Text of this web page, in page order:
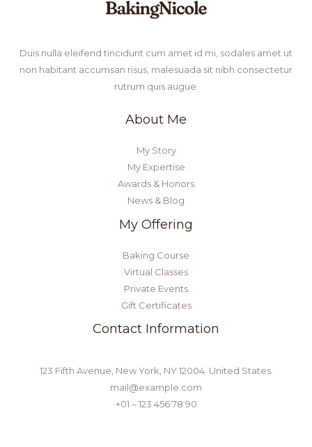
Duis nulla eleifend tincidunt cum amet id mi, sodales amet ut
non habitant accumsan risus, malesuada sit nibh consectetur
rutrum quis augue.
About Me
My Story
My Expertise
Awards & Honors
News & Blog
My Offering
Baking Course
Virtual Classes
Private Events
Gift Certificates
Contact Information
123 Fifth Avenue, New York, NY 12004. United States.
mail@example.com
+01 – 123 456 78 90